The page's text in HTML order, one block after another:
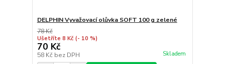
DELPHIN Vyvažovací olůvka SOFT 100 g zelené
78 Kč
Ušetříte 8 Kč (- 10 %)
70 Kč
58 Kč bez DPH Skladem